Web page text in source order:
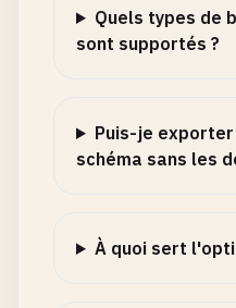
Quels types de
sont supportés ?
Puis-je
schéma sans les
À quoi sert